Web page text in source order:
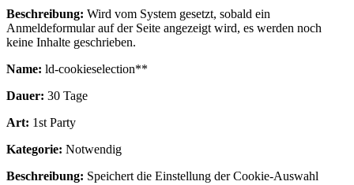
Beschreibung: Wird vom System gesetzt, sobald ein
Anmeldeformular auf der Seite angezeigt wird, es werden noch
keine Inhalte geschrieben.
Name: ld-cookieselection**
Dauer: 30 Tage
Art: 1st Party
Kategorie: Notwendig
Beschreibung: Speichert die Einstellung der Cookie-Auswahl